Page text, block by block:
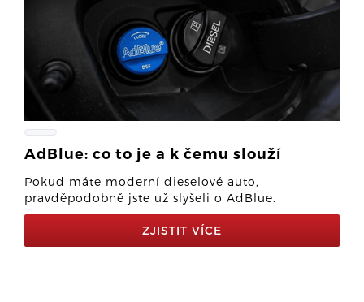
AdBlue: co to je a k čemu slouží
Pokud máte moderní dieselové auto,
pravděpodobně jste už slyšeli o AdBlue.
ZJISTIT VÍCE